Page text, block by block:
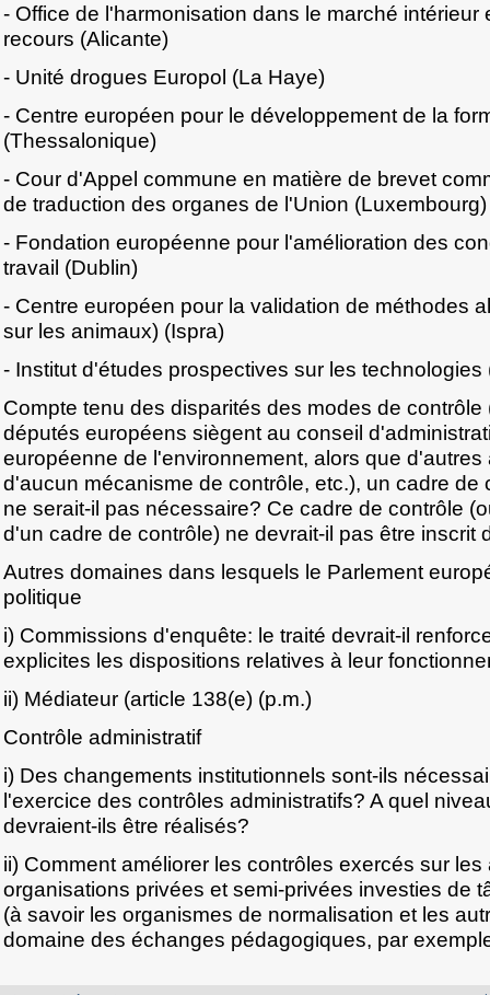
- Office de l'harmonisation dans le marché intérieur
recours (Alicante)
- Unité drogues Europol (La Haye)
- Centre européen pour le développement de la
(Thessalonique)
- Cour d'Appel commune en matière de brevet
de traduction des organes de l'Union (Luxembourg)
- Fondation européenne pour l'amélioration des
travail (Dublin)
- Centre européen pour la validation de méthodes
sur les animaux) (Ispra)
- Institut d'études prospectives sur les technologies
Compte tenu des disparités des modes de
députés européens siègent au conseil
européenne de l'environnement, alors que
d'aucun mécanisme de contrôle, etc.), un cadre de
ne serait-il pas nécessaire? Ce cadre de contrôle
d'un cadre de contrôle) ne devrait-il pas être inscrit
Autres domaines dans lesquels le Parlement
politique
i) Commissions d'enquête: le traité devrait-il
explicites les dispositions relatives à leur
ii) Médiateur (article 138(e) (p.m.)
Contrôle administratif
i) Des changements institutionnels sont-ils
l'exercice des contrôles administratifs? A quel
devraient-ils être réalisés?
ii) Comment améliorer les contrôles exercés sur les
organisations privées et semi-privées investies de
(à savoir les organismes de normalisation et les
domaine des échanges pédagogiques, par